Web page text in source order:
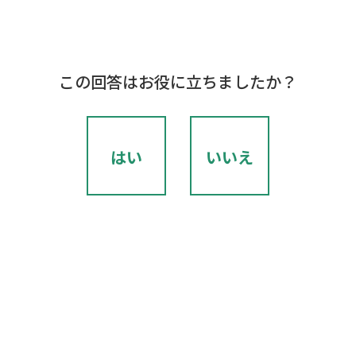
この回答はお役に立ちましたか？
はい いいえ